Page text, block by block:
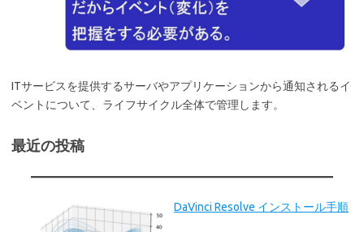
ITサービスを提供するサーバやアプリケーションから通知されるイ
ベントについて、ライフサイクル全体で管理します。
最近の投稿
DaVinci Resolve インストール手順